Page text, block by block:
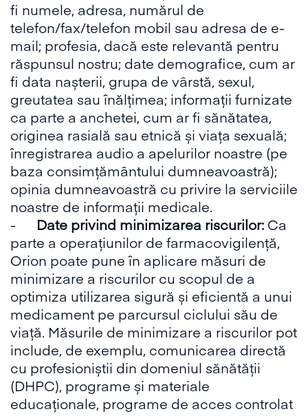
fi numele, adresa, numărul de
telefon/fax/telefon mobil sau adresa de e-
mail; profesia, dacă este relevantă pentru
răspunsul nostru; date demografice, cum ar
fi data nașterii, grupa de vârstă, sexul,
greutatea sau înălțimea; informații furnizate
ca parte a anchetei, cum ar fi sănătatea,
originea rasială sau etnică și viața sexuală;
înregistrarea audio a apelurilor noastre (pe
baza consimțământului dumneavoastră);
opinia dumneavoastră cu privire la serviciile
noastre de informații medicale.
- Date privind minimizarea riscurilor: Ca
parte a operațiunilor de farmacovigilență,
Orion poate pune în aplicare măsuri de
minimizare a riscurilor cu scopul de a
optimiza utilizarea sigură și eficientă a unui
medicament pe parcursul ciclului său de
viață. Măsurile de minimizare a riscurilor pot
include, de exemplu, comunicarea directă
cu profesioniștii din domeniul sănătății
(DHPC), programe și materiale
educaționale, programe de acces controlat